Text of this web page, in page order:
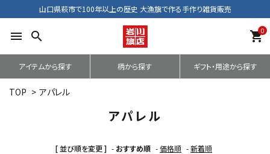
山口県萩市で100年以上の歴史 大漁旗で作る手作り雑貨販売
menu search 0
shopping_cart
アイテムから探す 柄から探す ギフト・用途から探す
TOP > アパレル
アパレル
[ 並び順を変更 ] - おすすめ順 -価格順 -新着順